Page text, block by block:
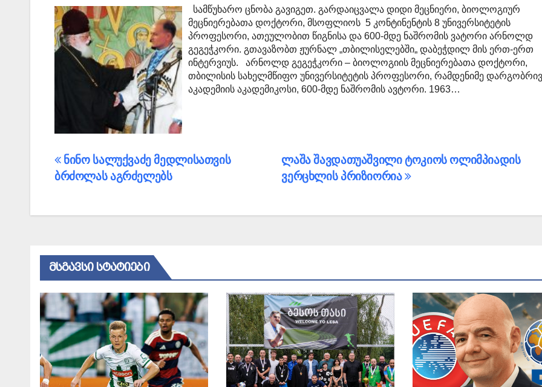
სამწუხარო ცნობა გავიგეთ. გარდაიცვალა დიდი მეცნიერი, ბიოლოგიურ
მეცნიერებათა დოქტორი, მსოფლიოს 5 კონტინენტის 8 უნივერსიტეტის
პროფესორი, ათეულობით წიგნისა და 600-მდე ნაშრომის ვატორი არნოლდ
გეგეჭკორი. გთავაზობთ ჟურნალ „თბილისელებში„ დაბეჭდილ მის ერთ-ერთ
ინტერვიუს. არნოლდ გეგეჭკორი – ბიოლოგიის მეცნიერებათა დოქტორი,
თბილისის სახელმწიფო უნივერსიტეტის პროფესორი, რამდენიმე
აკადემიის აკადემიკოსი, 600-მდე ნაშრომის ავტორი. 1963…
პოსტის
ნავიგაცია
ლაშა შავდათუაშვილი ტოკიოს ოლიმპიადის
ვერცხლის პრიზიორია
ნინო სალუქვაძე მედლისათვის
ბრძოლას აგრძელებს
ᲛᲡᲒᲐᲕᲡᲘ ᲡᲢᲐᲢᲘᲔᲑᲘ